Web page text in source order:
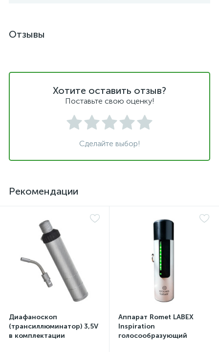
Отзывы
Хотите оставить отзыв?
Поставьте свою оценку!
Сделайте выбор!
Рекомендации
Диафаноскоп
(трансиллюминатор) 3,5V
в комплектации
Аппарат Romet LABEX
Inspiration
голосообразующий